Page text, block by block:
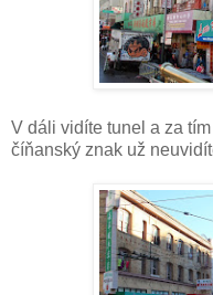
V dáli vidíte tunel a za
číňanský znak už